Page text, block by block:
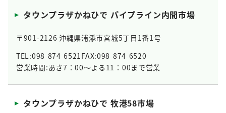
タウンプラザかねひで パイプライン内間市場
〒901-2126 沖縄県浦添市宮城5丁目1番1号
TEL:098-874-6521FAX:098-874-6520
営業時間:あさ7：00～よる11：00まで営業
タウンプラザかねひで 牧港58市場